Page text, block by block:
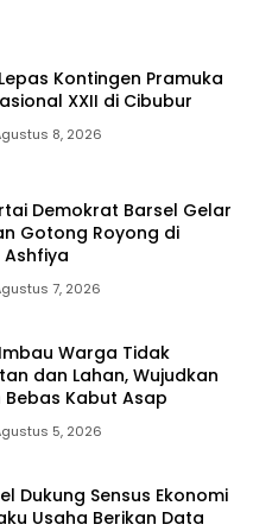
Kontingen Pramuka
XXII di Cibubur
8, 2026
Demokrat Barsel Gelar
Gotong Royong di
7, 2026
Warga Tidak
dan Lahan, Wujudkan
Kabut Asap
5, 2026
Dukung Sensus Ekonomi
Usaha Berikan Data